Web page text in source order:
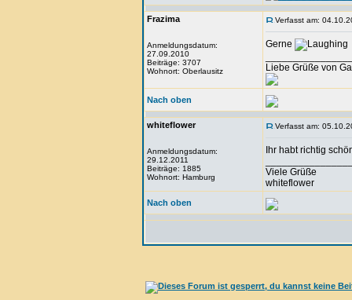
Frazima
Anmeldungsdatum:
27.09.2010
Beiträge: 3707
Wohnort: Oberlausitz
Verfasst am:
Gerne
Liebe Grüße von
Nach oben
whiteflower
Anmeldungsdatum:
29.12.2011
Beiträge: 1885
Wohnort: Hamburg
Verfasst am:
Ihr habt richtig
Viele Grüße
whiteflower
Nach oben